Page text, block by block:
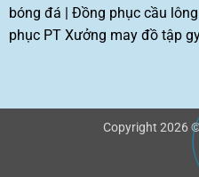
bóng đá | Đồng phục cầu lông
phục PT Xưởng may đồ tập
Copyright 2026